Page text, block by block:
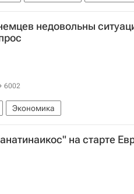
недовольны
6002
Экономика
на старте